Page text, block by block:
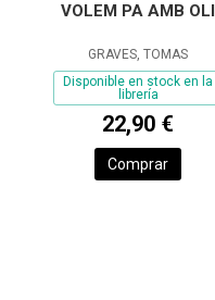
VOLEM PA AMB OLI
GRAVES, TOMAS
Disponible en stock en la
librería
22,90 €
Comprar